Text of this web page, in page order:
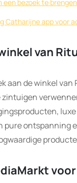
een bezoek te
Catharijne app voor
van
aan de winkel
pure ontspanning